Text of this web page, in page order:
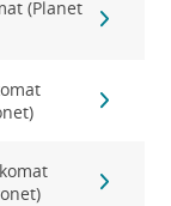
(Planet